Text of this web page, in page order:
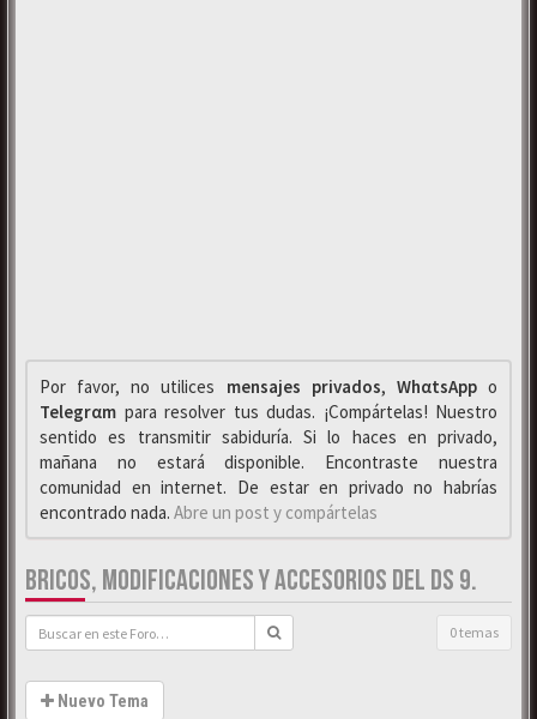
Por favor, no utilices mensajes privados, WhαtsAppo
Telegrαm para resolver tus dudas. ¡Compártelas! Nuestro
sentido es transmitir sabiduría. Si lo haces en privado,
mañana no estará disponible. Encontraste nuestra
comunidad en internet. De estar en privado no habrías
encontrado nada. Abre un post y compártelas
BRICOS, MODIFICACIONES Y ACCESORIOS DEL DS 9.
0 temas
Nuevo Tema